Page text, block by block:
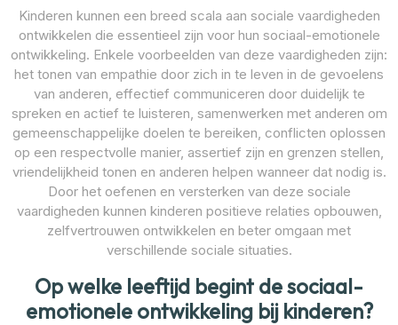
Kinderen kunnen een breed scala aan sociale vaardigheden
ontwikkelen die essentieel zijn voor hun sociaal-emotionele
ontwikkeling. Enkele voorbeelden van deze vaardigheden zijn:
het tonen van empathie door zich in te leven in de gevoelens
van anderen, effectief communiceren door duidelijk te
spreken en actief te luisteren, samenwerken met anderen om
gemeenschappelijke doelen te bereiken, conflicten oplossen
op een respectvolle manier, assertief zijn en grenzen stellen,
vriendelijkheid tonen en anderen helpen wanneer dat nodig is.
Door het oefenen en versterken van deze sociale
vaardigheden kunnen kinderen positieve relaties opbouwen,
zelfvertrouwen ontwikkelen en beter omgaan met
verschillende sociale situaties.
Op welke leeftijd begint de sociaal-
emotionele ontwikkeling bij kinderen?